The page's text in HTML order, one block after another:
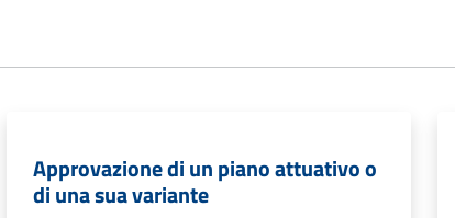
Approvazione di un piano attuativo o
di una sua variante